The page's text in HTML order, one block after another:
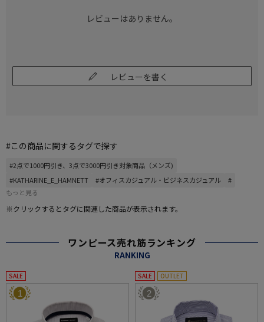
レビューはありません。
レビューを書く
#この商品に関するタグで探す
#2点で1000円引き、3点で3000円引き対象商品（メンズ)
#KATHARINE_E_HAMNETT
#オフィスカジュアル・ビジネスカジュアル
#
もっと見る
※クリックするとタグに関連した商品が表示されます。
ワンピース売れ筋ランキング
RANKING
SALE
1
SALE OUTLET
2